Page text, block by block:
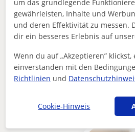
Enthält dieses Profil einen
Nachhilfeunterricht Englisch
Andere Englisch-lehrer
Tiengen die dich
um das grundlegende
gewährleisten, Inhalte und
und deren Effektivität zu messen.
dir ein besseres Erlebnis auf
Wenn du auf „Akzeptieren”
einverstanden mit den
Richtlinien und
Cookie-Hinweis